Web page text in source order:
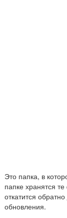
Это папка, в
папке хранятся
откатится
обновления.